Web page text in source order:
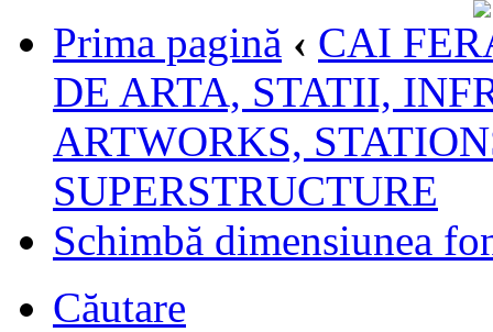
Prima pagină ‹ CAI
DE ARTA, STATII,
ARTWORKS,
SUPERSTRUCTURE
Schimbă dimensiunea
Căutare